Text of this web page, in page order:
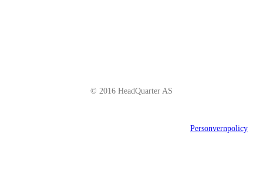
© 2016 HeadQuarter AS
Personvernpolicy